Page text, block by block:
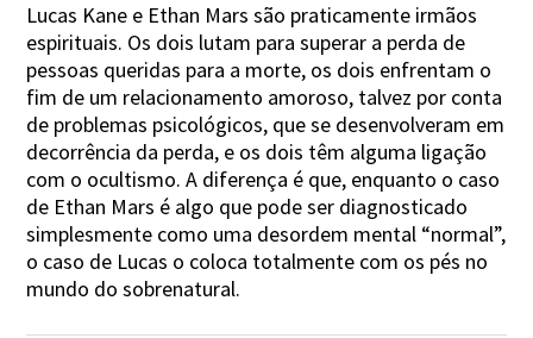
Lucas Kane e Ethan Mars são praticamente irmãos
espirituais. Os dois lutam para superar a perda de
pessoas queridas para a morte, os dois enfrentam o
fim de um relacionamento amoroso, talvez por conta
de problemas psicológicos, que se desenvolveram em
decorrência da perda, e os dois têm alguma ligação
com o ocultismo. A diferença é que, enquanto o caso
de Ethan Mars é algo que pode ser diagnosticado
simplesmente como uma desordem mental “normal”,
o caso de Lucas o coloca totalmente com os pés no
mundo do sobrenatural.